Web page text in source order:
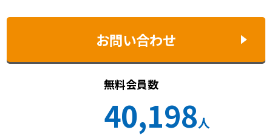
お問い合わせ
無料会員数
40,198人